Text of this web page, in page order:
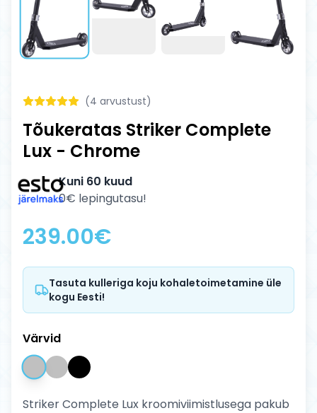
(4 arvustust)
Tõukeratas Striker Complete
Lux - Chrome
Kuni 60 kuud
0€ lepingutasu!
239.00€
Tasuta kulleriga koju kohaletoimetamine üle
kogu Eesti!
Värvid
Striker Complete Lux kroomiviimistlusega pakub